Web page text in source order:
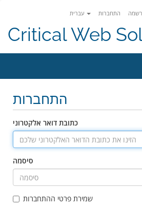
התחברות
Critical Web
התחברות
כתובת דואר אלקטרוני
סיסמה
שמירת פרטי ההתחברות